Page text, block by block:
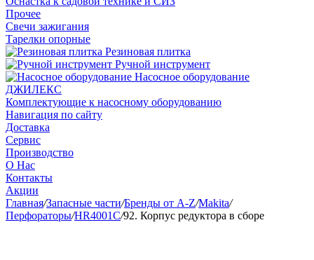
Прочее
Свечи зажигания
Тарелки опорные
Резиновая плитка
Ручной инструмент
Насосное оборудование
ДЖИЛЕКС
Комплектующие к насосному оборудованию
Навигация по сайту
Доставка
Сервис
Производство
О Нас
Контакты
Акции
Главная/Запасные части/Бренды от A-Z/Makita/
Перфораторы/HR4001C/92. Корпус редуктора в сборе